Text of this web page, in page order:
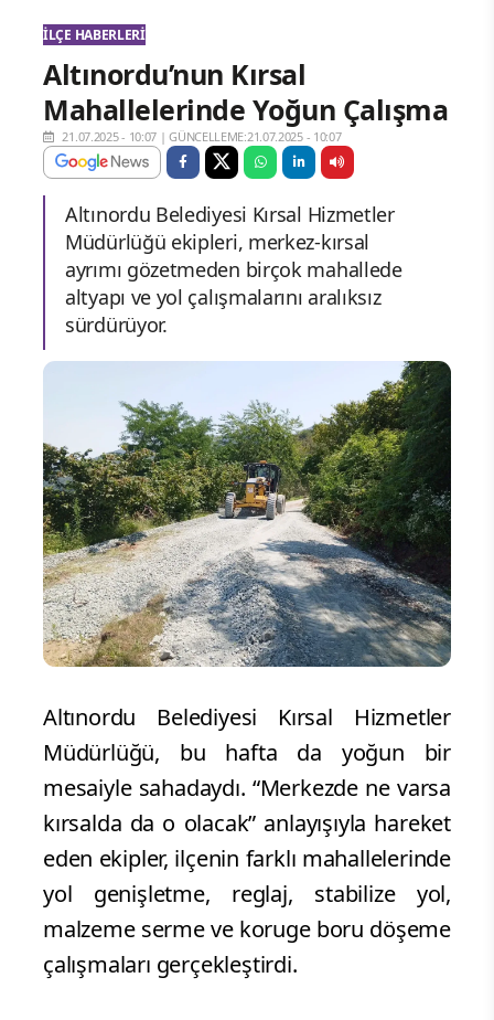
İLÇE HABERLERI
Altınordu’nun Kırsal
Mahallelerinde Yoğun Çalışma
21.07.2025 - 10:07 |GÜNCELLEME:21.07.2025 - 10:07
Altınordu Belediyesi Kırsal Hizmetler
Müdürlüğü ekipleri, merkez-kırsal
ayrımı gözetmeden birçok mahallede
altyapı ve yol çalışmalarını aralıksız
sürdürüyor.
Altınordu Belediyesi Kırsal Hizmetler
Müdürlüğü, bu hafta da yoğun bir
mesaiyle sahadaydı. “Merkezde ne varsa
kırsalda da o olacak” anlayışıyla hareket
eden ekipler, ilçenin farklı mahallelerinde
yol genişletme, reglaj, stabilize yol,
malzeme serme ve koruge boru döşeme
çalışmaları gerçekleştirdi.